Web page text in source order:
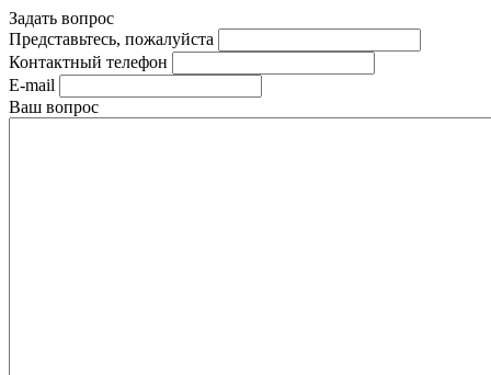
Задать вопрос
Представьтесь, пожалуйста
Контактный телефон
E-mail
Ваш вопрос